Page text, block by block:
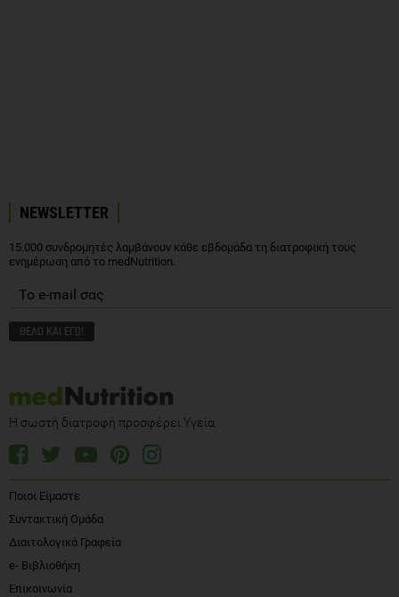
NEWSLETTER
15.000 συνδρομητές λαμβάνουν κάθε εβδομάδα τη διατροφική τους
ενημέρωση από το medNutrition.
Η σωστή διατροφή προσφέρει Υγεία
Ποιοι Είμαστε
Συντακτική Ομάδα
Διαιτολογικά Γραφεία
e- Βιβλιοθήκη
Επικοινωνία